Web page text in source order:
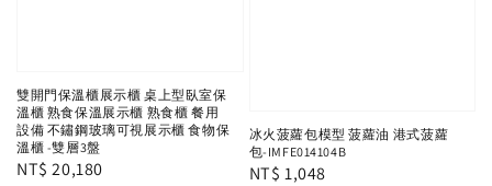
雙開門保溫櫃展示櫃 桌上型臥室保
溫櫃 熟食保溫展示櫃 熟食櫃 餐用
設備 不鏽鋼玻璃可視展示櫃 食物保
溫櫃 -雙層3盤
Regular
NT$ 20,180
冰火菠蘿包模型 菠蘿油 港式菠蘿
包-IMFE014104B
Regular
NT$ 1,048